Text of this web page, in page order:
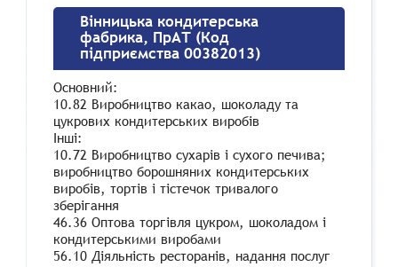
Вінницька кондитерська
фабрика, ПрАТ (Код
підприємства 00382013)
Основний:
10.82 Виробництво какао, шоколаду та
цукрових кондитерських виробів
Інші:
10.72 Виробництво сухарів і сухого печива;
виробництво борошняних кондитерських
виробів, тортів і тістечок тривалого
зберігання
46.36 Оптова торгівля цукром, шоколадом і
кондитерськими виробами
56.10 Діяльність ресторанів, надання послуг